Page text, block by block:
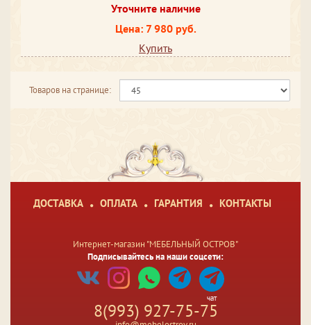
Уточните наличие
Цена: 7 980 руб.
Купить
Товаров на странице:
ДОСТАВКА ОПЛАТА ГАРАНТИЯ КОНТАКТЫ
Интернет-магазин "МЕБЕЛЬНЫЙ ОСТРОВ"
Подписывайтесь на наши соцсети:
чат
8(993) 927-75-75